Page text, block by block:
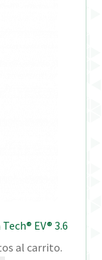
EV® 3.6
al carrito.